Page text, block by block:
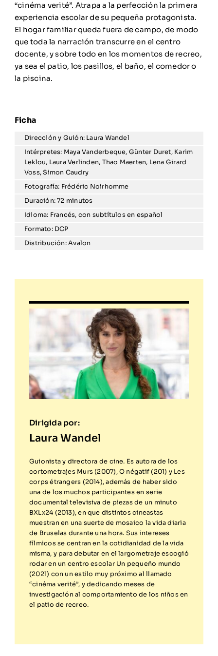
“cinéma verité”. Atrapa a la perfección la primera
experiencia escolar de su pequeña protagonista.
El hogar familiar queda fuera de campo, de modo
que toda la narración transcurre en el centro
docente, y sobre todo en los momentos de recreo,
ya sea el patio, los pasillos, el baño, el comedor o
la piscina.
Dirección y Guión: Laura Wandel
Intérpretes: Maya Vanderbeque, Günter Duret, Karim
Leklou, Laura Verlinden, Thao Maerten, Lena Girard
Voss, Simon Caudry
Fotografía: Frédéric Noirhomme
Duración: 72 minutos
Idioma: Francés, con subtítulos en español
Formato: DCP
Distribución: Avalon
Laura Wandel
Guionista y directora de cine. Es autora de los
cortometrajes Murs (2007), O négatif (201) y Les
corps étrangers (2014), además de haber sido
una de los muchos participantes en serie
documental televisiva de piezas de un minuto
BXLx24 (2013), en que distintos cineastas
muestran en una suerte de mosaico la vida diaria
de Bruselas durante una hora. Sus intereses
fílmicos se centran en la cotidianidad de la vida
misma, y para debutar en el largometraje escogió
rodar en un centro escolar Un pequeño mundo
(2021) con un estilo muy próximo al llamado
“cinéma verité”, y dedicando meses de
investigación al comportamiento de los niños en
el patio de recreo.